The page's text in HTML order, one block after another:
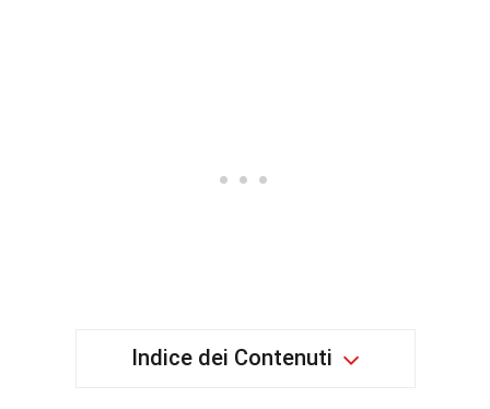
Indice dei Contenuti